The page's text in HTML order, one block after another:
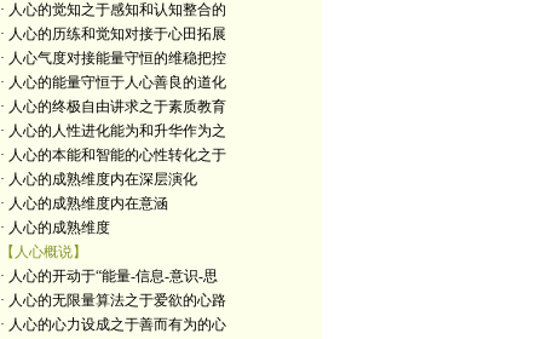
· 人心的觉知之于感知和认知整合的
· 人心的历练和觉知对接于心田拓展
· 人心气度对接能量守恒的维稳把控
· 人心的能量守恒于人心善良的道化
· 人心的终极自由讲求之于素质教育
· 人心的人性进化能为和升华作为之
· 人心的本能和智能的心性转化之于
· 人心的成熟维度内在深层演化
· 人心的成熟维度内在意涵
· 人心的成熟维度
【人心概说】
· 人心的开动于“能量-信息-意识-思
· 人心的无限量算法之于爱欲的心路
· 人心的心力设成之于善而有为的心